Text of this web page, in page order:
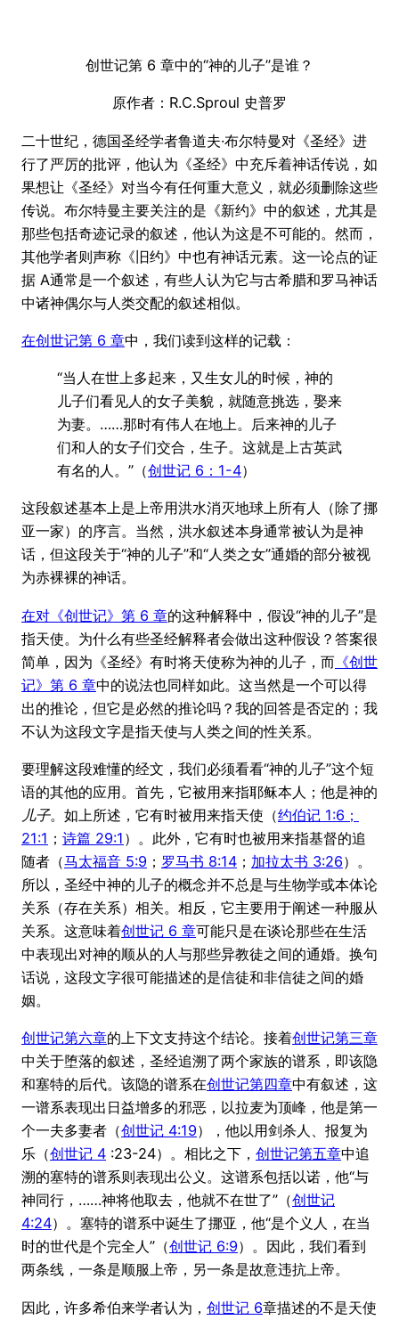
创世记第 6 章中的“神的儿子”是谁？
原作者：R.C.Sproul 史普罗
二十世纪，德国圣经学者鲁道夫·布尔特曼对《圣经》进
行了严厉的批评，他认为《圣经》中充斥着神话传说，如
果想让《圣经》对当今有任何重大意义，就必须删除这些
传说。布尔特曼主要关注的是《新约》中的叙述，尤其是
那些包括奇迹记录的叙述，他认为这是不可能的。然而，
其他学者则声称《旧约》中也有神话元素。这一论点的证
据 A通常是一个叙述，有些人认为它与古希腊和罗马神话
中诸神偶尔与人类交配的叙述相似。
在创世记第 6 章中，我们读到这样的记载：
“当人在世上多起来，又生女儿的时候，神的
儿子们看见人的女子美貌，就随意挑选，娶来
为妻。……那时有伟人在地上。后来神的儿子
们和人的女子们交合，生子。这就是上古英武
有名的人。”（创世记 6：1-4）
这段叙述基本上是上帝用洪水消灭地球上所有人（除了挪
亚一家）的序言。当然，洪水叙述本身通常被认为是神
话，但这段关于“神的儿子”和“人类之女”通婚的部分被视
为赤裸裸的神话。
在对《创世记》第 6 章的这种解释中，假设“神的儿子”是
指天使。为什么有些圣经解释者会做出这种假设？答案很
简单，因为《圣经》有时将天使称为神的儿子，而 《创世
记》第 6 章中的说法也同样如此。这当然是一个可以得
出的推论，但它是必然的推论吗？我的回答是否定的；我
不认为这段文字是指天使与人类之间的性关系。
要理解这段难懂的经文，我们必须看看“神的儿子”这个短
语的其他的应用。首先，它被用来指耶稣本人；他是神的
儿子。如上所述，它有时被用来指天使（约伯记 1:6；
21:1 ； 诗篇 29:1 ）。此外，它有时也被用来指基督的追
随者（马太福音 5:9 ； 罗马书 8:14 ； 加拉太书 3:26）。
所以，圣经中神的儿子的概念并不总是与生物学或本体论
关系（存在关系）相关。相反，它主要用于阐述一种服从
关系。这意味着创世记 6 章可能只是在谈论那些在生活
中表现出对神的顺从的人与那些异教徒之间的通婚。换句
话说，这段文字很可能描述的是信徒和非信徒之间的婚
姻。
创世记第六章的上下文支持这个结论。接着创世记第三章
中关于堕落的叙述，圣经追溯了两个家族的谱系，即该隐
和塞特的后代。该隐的谱系在创世记第四章中有叙述，这
一谱系表现出日益增多的邪恶，以拉麦为顶峰，他是第一
个一夫多妻者（创世记 4:19），他以用剑杀人、报复为
乐（创世记 4 :23-24）。相比之下， 创世记第五章中追
溯的塞特的谱系则表现出公义。这谱系包括以诺，他“与
神同行，……神将他取去，他就不在世了”（创世记
4:24）。塞特的谱系中诞生了挪亚，他“是个义人，在当
时的世代是个完全人”（创世记 6:9）。因此，我们看到
两条线，一条是顺服上帝，另一条是故意违抗上帝。
因此，许多希伯来学者认为， 创世记 6章描述的不是天使